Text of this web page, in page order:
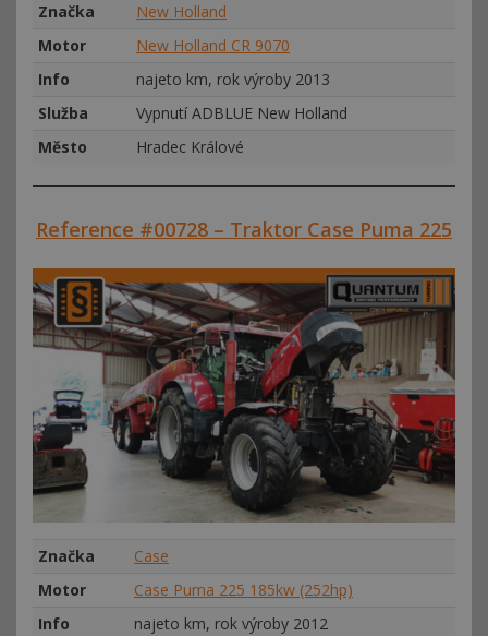
Značka
New Holland
Motor
New Holland CR 9070
Info
najeto km, rok výroby 2013
Služba
Vypnutí ADBLUE New Holland
Město
Hradec Králové
Reference #00728 – Traktor Case Puma 225
Značka
Case
Motor
Case Puma 225 185kw (252hp)
Info
najeto km, rok výroby 2012